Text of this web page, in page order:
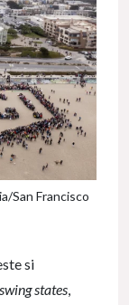
San Francisco
si
swing states,